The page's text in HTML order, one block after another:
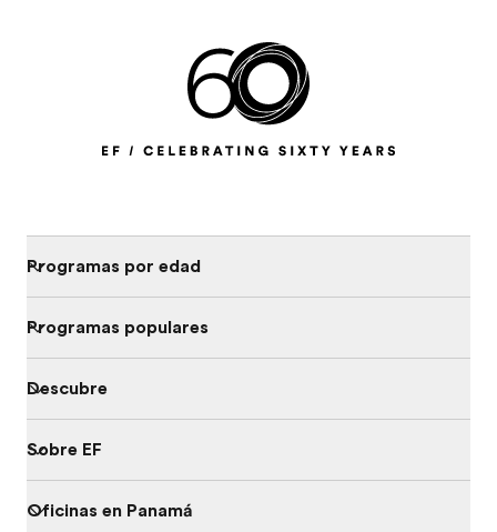
Programas por edad
Programas populares
Descubre
Sobre EF
Oficinas en Panamá